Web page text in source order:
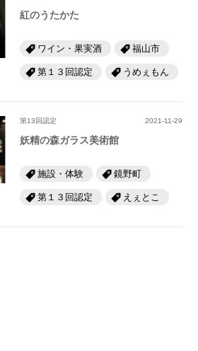
紅のうたかた
ワイン・果実酒 福山市
第１３回認定 うめぇもん
第13回認定 2021-11-29
妖精の森ガラス美術館
施設・体験 鏡野町
第１３回認定 えぇとこ